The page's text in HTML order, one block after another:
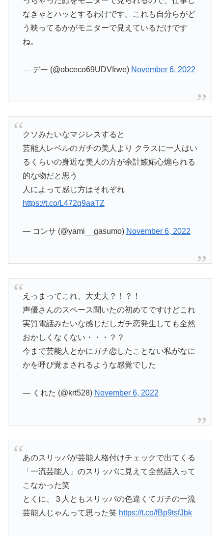
なきゃとハッとするわけです。これも自分らがど
う映ってるかがモニターで見えているだけです
ね。
— デー (@obceco69UDVfrwe) November 6, 2022
クソみたいなマジレスすると
芸能人レベルのガチの美人より クラスに一人はい
るくらいの身近な美人の方が余計嫉妬心煽られる
的な物だと思う
人によって感じ方はそれぞれ
https://t.co/L472q9aaTZ
— コンサ (@yami__gasumo) November 6, 2022
えっまってこれ、大丈夫？！？！
声優さんのスペース聞いたの初めてですけどこれ
実質電話みたいな感じだしガチ恋発生しても全然
おかしくなくない・・・？？
今まで芸能人とかにガチ恋したことない私がなに
かを呼び覚まされるような感覚でした
— くれた (@krt528) November 6, 2022
あのスリッパが芸能人格付けチェックで出てくる
「一流芸能人」のスリッパに見えて全然話入って
こなかった笑
とくに、３人ともスリッパの色違くてガチの一流
芸能人じゃんって思った笑 https://t.co/fBp9tsfJbk